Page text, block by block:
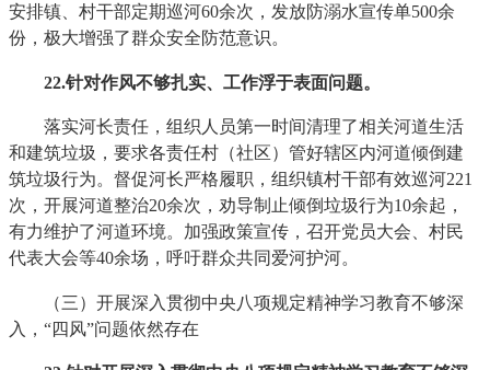
安排镇、村干部定期巡河60余次，发放防溺水宣传单500余
份，极大增强了群众安全防范意识。
22.针对作风不够扎实、工作浮于表面问题。
落实河长责任，组织人员第一时间清理了相关河道生活
和建筑垃圾，要求各责任村（社区）管好辖区内河道倾倒建
筑垃圾行为。督促河长严格履职，组织镇村干部有效巡河221
次，开展河道整治20余次，劝导制止倾倒垃圾行为10余起，
有力维护了河道环境。加强政策宣传，召开党员大会、村民
代表大会等40余场，呼吁群众共同爱河护河。
（三）开展深入贯彻中央八项规定精神学习教育不够深
入，“四风”问题依然存在